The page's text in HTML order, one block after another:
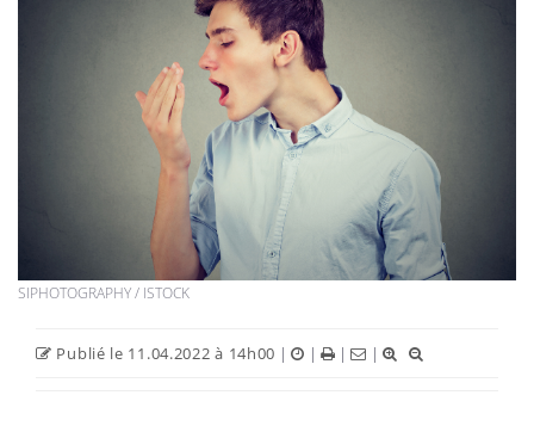
SIPHOTOGRAPHY / ISTOCK
Publié le 11.04.2022 à 14h00 | | | |